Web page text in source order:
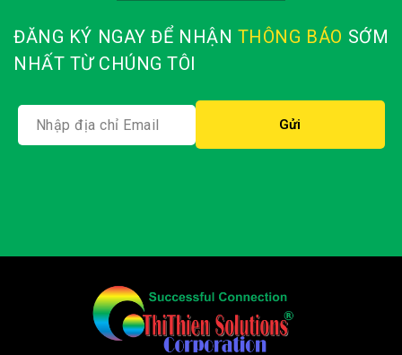
ĐĂNG KÝ NGAY ĐỂ NHẬN THÔNG BÁO SỚM
NHẤT TỪ CHÚNG TÔI